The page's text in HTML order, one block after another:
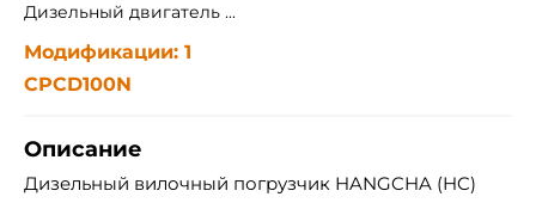
Дизельный двигатель ...
Модификации: 1
CPCD100N
Описание
Дизельный вилочный погрузчик HANGCHA (HC)